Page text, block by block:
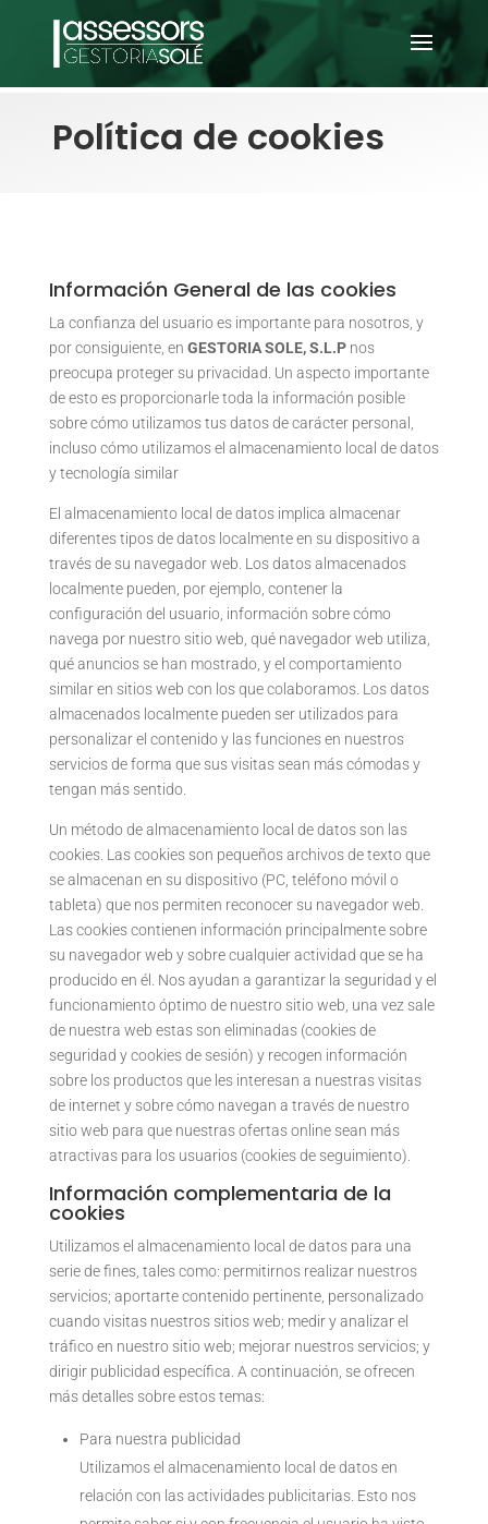
Política de cookies
Información General de las cookies
La confianza del usuario es importante para nosotros, y
por consiguiente, en GESTORIA SOLE, S.L.Pnos
preocupa proteger su privacidad. Un aspecto importante
de esto es proporcionarle toda la información posible
sobre cómo utilizamos tus datos de carácter personal,
incluso cómo utilizamos el almacenamiento local de datos
y tecnología similar
El almacenamiento local de datos implica almacenar
diferentes tipos de datos localmente en su dispositivo a
través de su navegador web. Los datos almacenados
localmente pueden, por ejemplo, contener la
configuración del usuario, información sobre cómo
navega por nuestro sitio web, qué navegador web utiliza,
qué anuncios se han mostrado, y el comportamiento
similar en sitios web con los que colaboramos. Los datos
almacenados localmente pueden ser utilizados para
personalizar el contenido y las funciones en nuestros
servicios de forma que sus visitas sean más cómodas y
tengan más sentido.
Un método de almacenamiento local de datos son las
cookies. Las cookies son pequeños archivos de texto que
se almacenan en su dispositivo (PC, teléfono móvil o
tableta) que nos permiten reconocer su navegador web.
Las cookies contienen información principalmente sobre
su navegador web y sobre cualquier actividad que se ha
producido en él. Nos ayudan a garantizar la seguridad y el
funcionamiento óptimo de nuestro sitio web, una vez sale
de nuestra web estas son eliminadas (cookies de
seguridad y cookies de sesión) y recogen información
sobre los productos que les interesan a nuestras visitas
de internet y sobre cómo navegan a través de nuestro
sitio web para que nuestras ofertas online sean más
atractivas para los usuarios (cookies de seguimiento).
Información complementaria de la
cookies
Utilizamos el almacenamiento local de datos para una
serie de fines, tales como: permitirnos realizar nuestros
servicios; aportarte contenido pertinente, personalizado
cuando visitas nuestros sitios web; medir y analizar el
tráfico en nuestro sitio web; mejorar nuestros servicios; y
dirigir publicidad específica. A continuación, se ofrecen
más detalles sobre estos temas:
Para nuestra publicidad
Utilizamos el almacenamiento local de datos en
relación con las actividades publicitarias. Esto nos